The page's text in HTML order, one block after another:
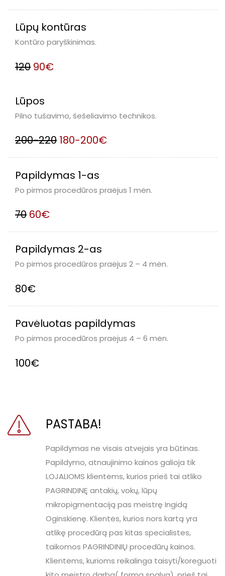
Lūpų kontūras
Kontūro paryškinimas.
120 90€
Lūpos
Pilno tušavimo, šešeliavimo technikos.
200-220 180-200€
Papildymas 1-as
Po pirmos procedūros praėjus 1 mėn.
70 60€
Papildymas 2-as
Po pirmos procedūros praėjus 2 – 4 mėn.
80€
Pavėluotas papildymas
Po pirmos procedūros praėjus 4 – 6 mėn.
100€
PASTABA!
Papildymas ne visais atvejais yra būtinas.
Papildymo, atnaujinimo kainos galioja tik
LOJALIOMS klientėms, kurios prieš tai atliko
PAGRINDINĘ antakių, vokų, lūpų
mikropigmentaciją pas meistrę Ingidą
Oginskienę. Klientės, kurios nors kartą yra
atlikę procedūrą pas kitas specialistes,
taikomos PAGRINDINIŲ procedūrų kainos.
Klientėms, kurioms reikalinga taisyti/koreguoti